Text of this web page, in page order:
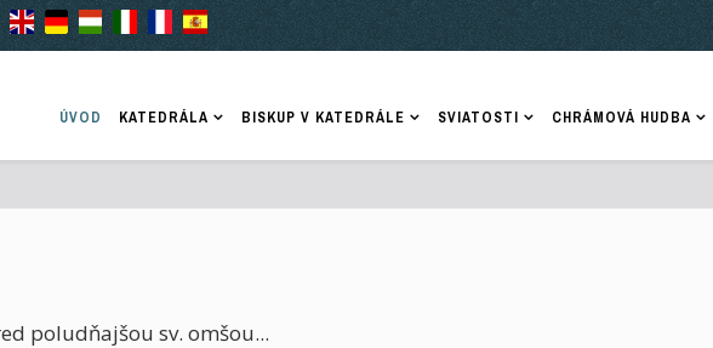
ÚVOD KATEDRÁLA BISKUP V KATEDRÁLE SVIATOSTI CHRÁMOVÁ HUDBA
poludňajšou sv. omšou...